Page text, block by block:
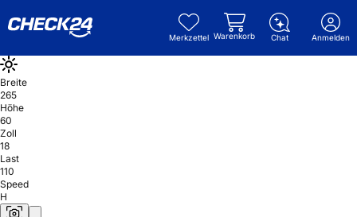
Merkzettel Warenkorb Chat Anmelden
Breite
265
Höhe
60
Zoll
18
Last
110
Speed
H